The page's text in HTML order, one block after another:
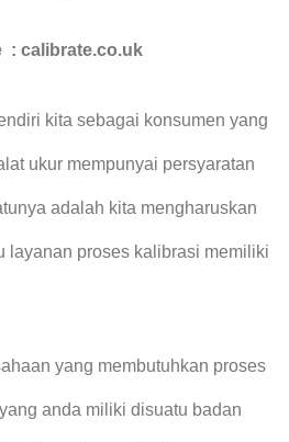
: calibrate.co.uk
kita sebagai konsumen yang
ukur mempunyai persyaratan
adalah kita mengharuskan
layanan proses kalibrasi memiliki
yang membutuhkan proses
anda miliki disuatu badan